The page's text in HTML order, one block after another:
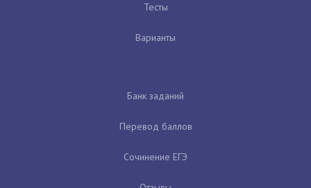
Тесты
Варианты
Банк заданий
Перевод баллов
Сочинение ЕГЭ